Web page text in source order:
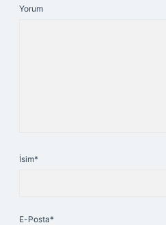
Yorum
İsim*
E-Posta*